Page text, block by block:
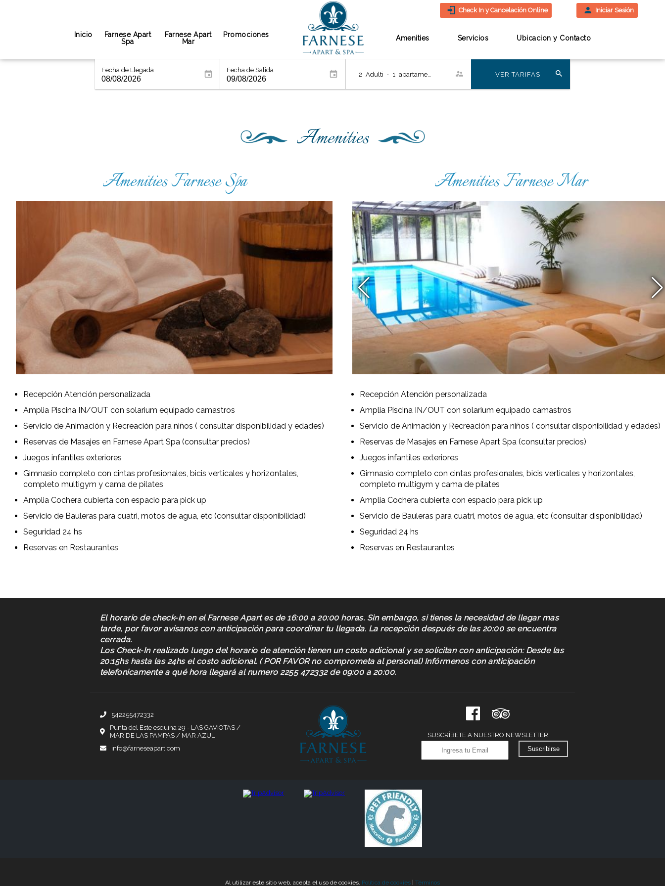
Check In y Cancelación Online Iniciar Sesión
Inicio
Farnese Apart
Spa
Farnese Apart
Mar
Promociones Amenities Servicios Ubicacion y Contacto
Fecha de Llegada Fecha de Salida
2 Adulti • 1 apartamento VER TARIFAS
Amenities
Amenities Farnese Spa
Recepción Atención personalizada
Amplia Piscina IN/OUT con solarium equipado camastros
Servicio de Animación y Recreación para niños ( consultar disponibilidad y edades)
Reservas de Masajes en Farnese Apart Spa (consultar precios)
Juegos infantiles exteriores
Gimnasio completo con cintas profesionales, bicis verticales y horizontales,
completo multigym y cama de pilates
Amplia Cochera cubierta con espacio para pick up
Servicio de Bauleras para cuatri, motos de agua, etc (consultar disponibilidad)
Seguridad 24 hs
Reservas en Restaurantes
Amenities Farnese Mar
Recepción Atención personalizada
Amplia Piscina IN/OUT con solarium equipado camastros
Servicio de Animación y Recreación para niños ( consultar disponibilidad y edades)
Reservas de Masajes en Farnese Apart Spa (consultar precios)
Juegos infantiles exteriores
Gimnasio completo con cintas profesionales, bicis verticales y horizontales,
completo multigym y cama de pilates
Amplia Cochera cubierta con espacio para pick up
Servicio de Bauleras para cuatri, motos de agua, etc (consultar disponibilidad)
Seguridad 24 hs
Reservas en Restaurantes
El horario de check-in en el Farnese Apart es de 16:00 a 20:00 horas. Sin embargo, si tienes la necesidad de llegar mas
tarde, por favor avísanos con anticipación para coordinar tu llegada. La recepción después de las 20:00 se encuentra
cerrada.
Los Check-In realizado luego del horario de atención tienen un costo adicional y se solicitan con anticipación: Desde las
20:15hs hasta las 24hs el costo adicional. ( POR FAVOR no comprometa al personal) Infórmenos con anticipación
telefonicamente a qué hora llegará al numero 2255 472332 de 09:00 a 20:00.
542255472332
Punta del Este esquina 29 - LAS GAVIOTAS /
MAR DE LAS PAMPAS / MAR AZUL
info@farneseapart.com
SUSCRÍBETE A NUESTRO NEWSLETTER
Suscribirse
Al utilizar este sitio web, acepta el uso de cookies. Política de cookies Términos